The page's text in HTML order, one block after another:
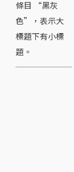
條目 “黑灰
色”，表示大
標題下有小標
題。